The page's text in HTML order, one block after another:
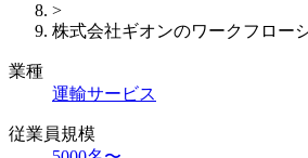
>
株式会社ギオンのワークフロー
業種
運輸サービス
従業員規模